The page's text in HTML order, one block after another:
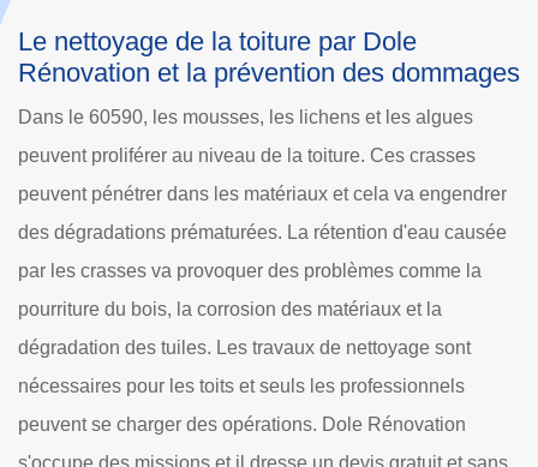
Les travaux de nettoyage des toits
l'assurance de l'apparence esthétique de la
maison dans le 60590
Au fil du temps, les toitures des maisons peuvent
accumuler des crasses, des saletés, ses débris et des
mousses. Dans ce cas, l'aspect de la structure peut être
déplorable. Pour redonner l'aspect original, des travaux de
nettoyage de la structure sont à effectuer. D'ailleurs, ces
entretiens sont à effectuer de manière régulière. La
difficulté des missions pousse les propriétaires à contacter
des experts comme Dole Rénovation et il établit un devis
totalement gratuit et sans engagement.